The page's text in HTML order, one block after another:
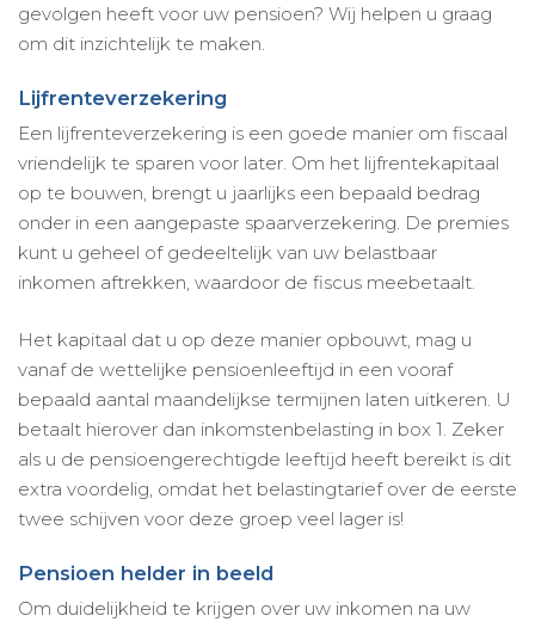
gevolgen heeft voor uw pensioen? Wij helpen u graag
om dit inzichtelijk te maken.
Lijfrenteverzekering
Een lijfrenteverzekering is een goede manier om fiscaal
vriendelijk te sparen voor later. Om het lijfrentekapitaal
op te bouwen, brengt u jaarlijks een bepaald bedrag
onder in een aangepaste spaarverzekering. De premies
kunt u geheel of gedeeltelijk van uw belastbaar
inkomen aftrekken, waardoor de fiscus meebetaalt.
Het kapitaal dat u op deze manier opbouwt, mag u
vanaf de wettelijke pensioenleeftijd in een vooraf
bepaald aantal maandelijkse termijnen laten uitkeren. U
betaalt hierover dan inkomstenbelasting in box 1. Zeker
als u de pensioengerechtigde leeftijd heeft bereikt is dit
extra voordelig, omdat het belastingtarief over de eerste
twee schijven voor deze groep veel lager is!
Pensioen helder in beeld
Om duidelijkheid te krijgen over uw inkomen na uw